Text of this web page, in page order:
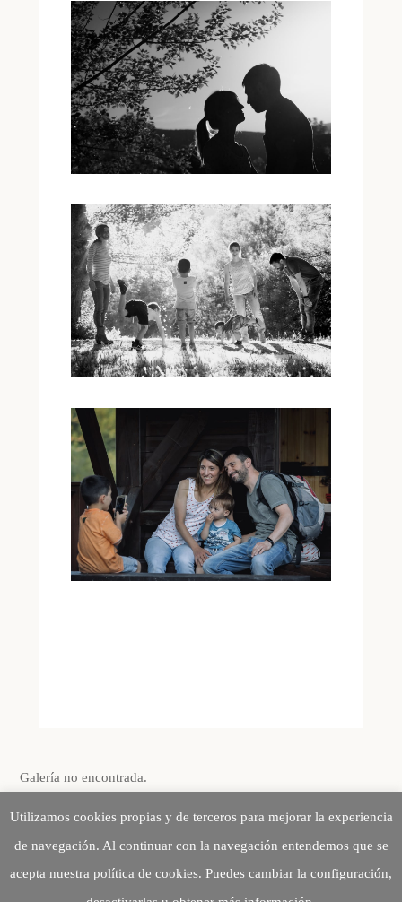
Galería no encontrada.
Utilizamos cookies propias y de terceros para mejorar la experiencia
de navegación. Al continuar con la navegación entendemos que se
acepta nuestra política de cookies. Puedes cambiar la configuración,